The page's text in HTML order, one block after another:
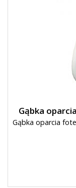
Gąbka
Gąbka oparcia